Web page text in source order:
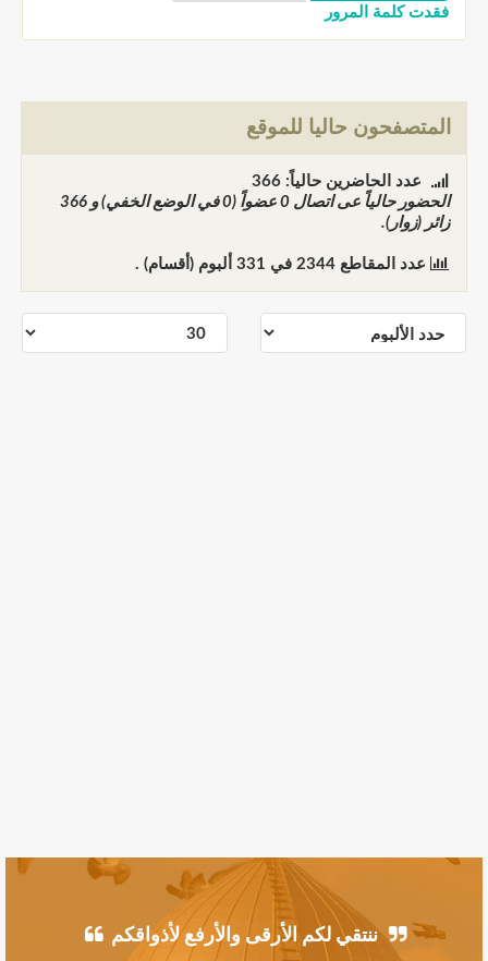
فقدت كلمة المرور
المتصفحون حاليا للموقع
عدد الحاضرين حالياً: 366
الحضور حالياً عى اتصال 0 عضواً (0 في الوضع الخفي) و
366
زائر (زوار).
عدد المقاطع2344 في 331 ألبوم (أقسام) .
ننتقي لكم الأرقى والأرفع لأذواقكم